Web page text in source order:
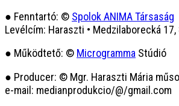
● Fenntartó: © Spolok ANIMA Társaság
Levélcím: Haraszti • Medzilaborecká
● Működtető: © Microgramma Stúdió
● Producer: © Mgr. Haraszti Mária
e-mail: medianprodukcio/@/gmail.com